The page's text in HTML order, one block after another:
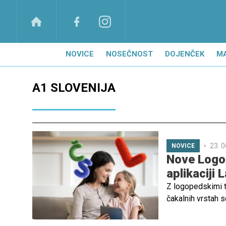
NOVICE NOSEČNOST DOJENČEK
A1 SLOVENIJA
NOVICE 23.
Nove
aplikaciji
Z logopedskimi
čakalnih vrstah